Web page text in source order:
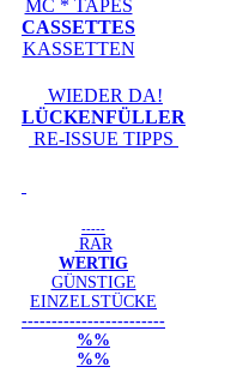
MC * TAPES
CASSETTES
KASSETTEN
WIEDER DA!
LÜCKENFÜLLER
RE-ISSUE TIPPS
-----
RAR
WERTIG
GÜNSTIGE
EINZELSTÜCKE
------------------------
%%
%%